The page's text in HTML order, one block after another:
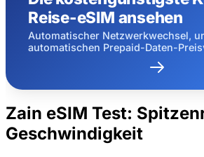
Reise-eSIM ansehen
Automatischer Netzwerkwechsel,
automatischen Prepaid-Daten-
Zain eSIM Test:
Geschwindigkeit